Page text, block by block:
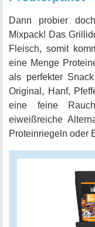
Dann probier
Mixpack! Das
Fleisch, somit
eine Menge
als perfekter
Original, Hanf,
eine feine
eiweißreiche
Proteinriegeln oder